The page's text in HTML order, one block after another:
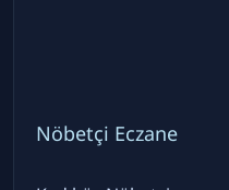
Nöbetçi Eczane